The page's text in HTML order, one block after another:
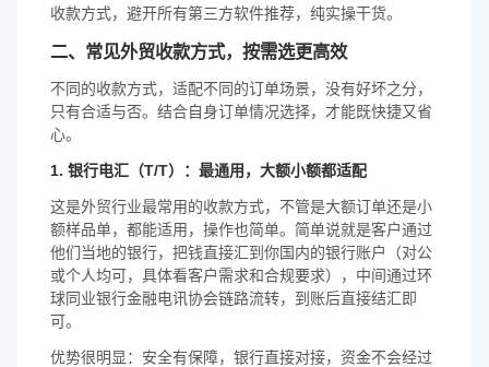
收款方式，避开所有第三方软件推荐，纯实操干货。
二、常见外贸收款方式，按需选更高效
不同的收款方式，适配不同的订单场景，没有好坏之分，
只有合适与否。结合自身订单情况选择，才能既快捷又省
心。
1. 银行电汇（T/T）：最通用，大额小额都适配
这是外贸行业最常用的收款方式，不管是大额订单还是小
额样品单，都能适用，操作也简单。简单说就是客户通过
他们当地的银行，把钱直接汇到你国内的银行账户（对公
或个人均可，具体看客户需求和合规要求），中间通过环
球同业银行金融电讯协会链路流转，到账后直接结汇即
可。
优势很明显：安全有保障，银行直接对接，资金不会经过